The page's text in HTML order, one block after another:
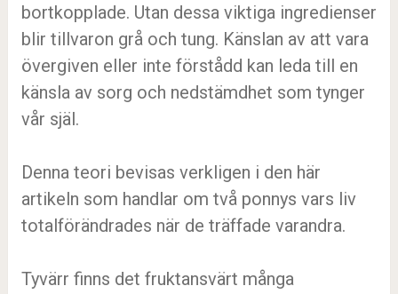
bortkopplade. Utan dessa viktiga ingredienser
blir tillvaron grå och tung. Känslan av att vara
övergiven eller inte förstådd kan leda till en
känsla av sorg och nedstämdhet som tynger
vår själ.
Denna teori bevisas verkligen i den här
artikeln som handlar om två ponnys vars liv
totalförändrades när de träffade varandra.
Tyvärr finns det fruktansvärt många